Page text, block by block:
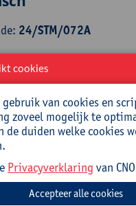
24/STM/072A
66 EUR.
bij: Miet Oost, 03 265
brengen door
oplader en eventueel muis
cookies
gebruik van cookies en
zoveel mogelijk te
de duiden welke cookies
Privacyverklaring van